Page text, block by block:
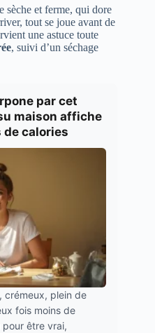
sèche et ferme, qui dore
tout se joue avant de
une astuce toute
, suivi d’un séchage
par cet
maison affiche
de calories
crémeux, plein de
fois moins de
être vrai,